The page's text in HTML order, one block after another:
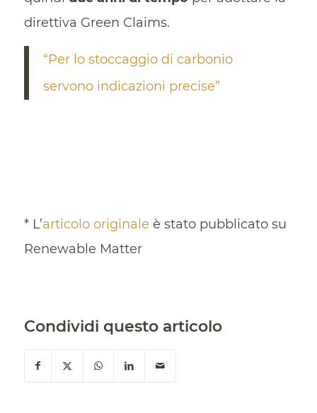
direttiva Green Claims.
“Per lo stoccaggio di carbonio
servono indicazioni precise”
* L’articolo originale è stato pubblicato su
Renewable Matter
Condividi questo articolo